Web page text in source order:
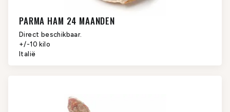
PARMA HAM 24 MAANDEN
Direct beschikbaar.
+/-10 kilo
Italië